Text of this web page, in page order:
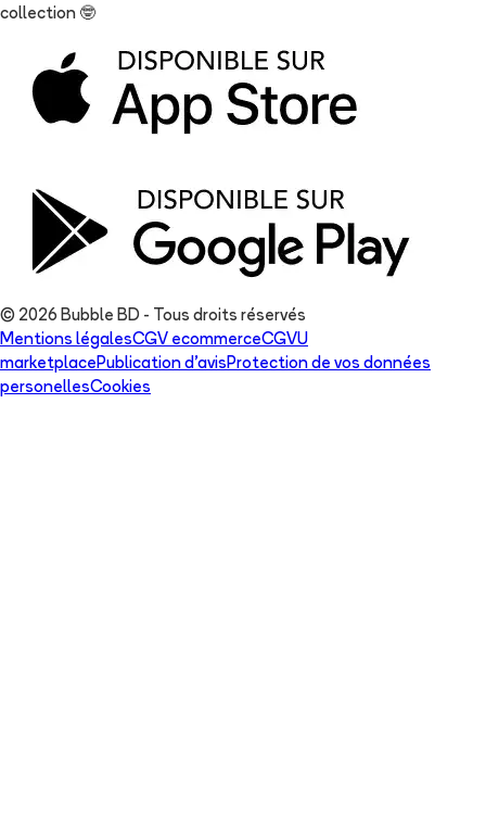
collection 🤓
© 2026 Bubble BD - Tous droits réservés
Mentions légalesCGV ecommerceCGVU
marketplace Publication d'avis Protection de vos données
personellesCookies